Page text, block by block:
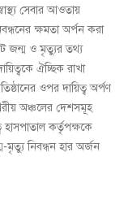
সেবার আওতায়
ক্ষমতা অর্পন করা
জন্ম ও মৃত্যুর তথ্য
ঐচ্ছিক রাখা
ওপর দায়িত্ব অর্পণ
অঞ্চলের দেশসমূহ
হাসপাতাল কর্তৃপক্ষকে
নিবন্ধন হার অর্জন